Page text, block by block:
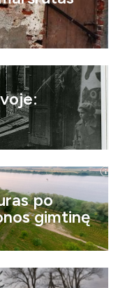
po
gimtinę